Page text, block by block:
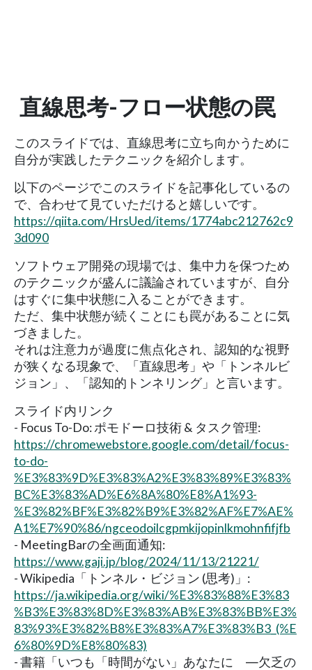
直線思考-フロー状態の罠
このスライドでは、直線思考に立ち向かうために
自分が実践したテクニックを紹介します。
以下のページでこのスライドを記事化しているの
で、合わせて見ていただけると嬉しいです。
https://qiita.com/HrsUed/items/1774abc212762c9
3d090
ソフトウェア開発の現場では、集中力を保つため
のテクニックが盛んに議論されていますが、自分
はすぐに集中状態に入ることができます。
ただ、集中状態が続くことにも罠があることに気
づきました。
それは注意力が過度に焦点化され、認知的な視野
が狭くなる現象で、「直線思考」や「トンネルビ
ジョン」、「認知的トンネリング」と言います。
スライド内リンク
- Focus To-Do: ポモドーロ技術 & タスク管理:
https://chromewebstore.google.com/detail/focus-
to-do-
%E3%83%9D%E3%83%A2%E3%83%89%E3%83%
BC%E3%83%AD%E6%8A%80%E8%A1%93-
%E3%82%BF%E3%82%B9%E3%82%AF%E7%AE%
A1%E7%90%86/ngceodoilcgpmkijopinlkmohnfifjfb
- MeetingBarの全画面通知:
https://www.gaji.jp/blog/2024/11/13/21221/
- Wikipedia「トンネル・ビジョン (思考)」:
https://ja.wikipedia.org/wiki/%E3%83%88%E3%83
%B3%E3%83%8D%E3%83%AB%E3%83%BB%E3%
83%93%E3%82%B8%E3%83%A7%E3%83%B3_(%E
6%80%9D%E8%80%83)
- 書籍「いつも「時間がない」あなたに ―欠乏の